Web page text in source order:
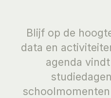
Blijf op de
data en
agenda